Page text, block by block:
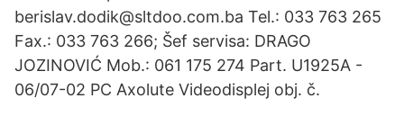
berislav.dodik@sltdoo.com.ba Tel.: 033 763 265
Fax.: 033 763 266; Šef servisa: DRAGO
JOZINOVIĆ Mob.: 061 175 274 Part. U1925A -
06/07-02 PC Axolute Videodisplej obj. č.